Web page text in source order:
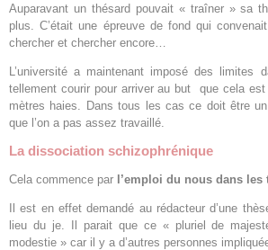
Auparavant un thésard pouvait « traîner » sa
plus. C’était une épreuve de fond qui
chercher et chercher encore…
L’université a maintenant imposé des
tellement courir pour arriver au but que cela
mètres haies. Dans tous les cas ce doit être
que l’on a pas assez travaillé.
La dissociation schizophrénique
Cela commence par l’emploi du nous dans les
Il est en effet demandé au rédacteur d’une
lieu du je. Il parait que ce « pluriel de
modestie » car il y a d’autres personnes